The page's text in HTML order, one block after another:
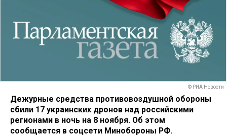
© РИА Новости
Дежурные средства противовоздушной обороны
сбили 17 украинских дронов над российскими
регионами в ночь на 8 ноября. Об этом
сообщается в соцсети Минобороны РФ.